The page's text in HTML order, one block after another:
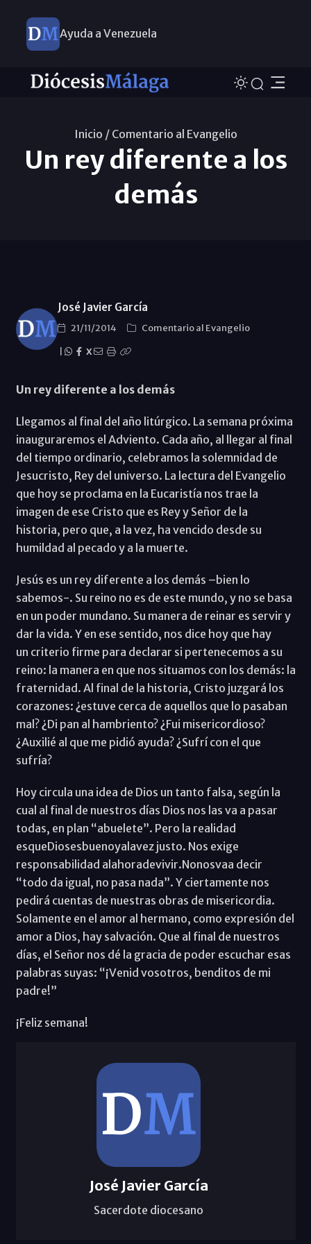
Ayuda a Venezuela
Inicio / Comentario al Evangelio
Un rey diferente a los
demás
José Javier García
21/11/2014
Comentario al Evangelio
X
Un rey diferente a los demás
Llegamos al final del año litúrgico. La semana próxima
inauguraremos el Adviento. Cada año, al llegar al final
del tiempo ordinario, celebramos la solemnidad de
Jesucristo, Rey del universo. La lectura del Evangelio
que hoy se proclama en la Eucaristía nos trae la
imagen de ese Cristo que es Rey y Señor de la
historia, pero que, a la vez, ha vencido desde su
humildad al pecado y a la muerte.
Jesús es un rey diferente a los demás –bien lo
sabemos-. Su reino no es de este mundo, y no se basa
en un poder mundano. Su manera de reinar es servir y
dar la vida. Y en ese sentido, nos dice hoy que hay
un criterio firme para declarar si pertenecemos a su
reino: la manera en que nos situamos con los demás: la
fraternidad. Al final de la historia, Cristo juzgará los
corazones: ¿estuve cerca de aquellos que lo pasaban
mal? ¿Di pan al hambriento? ¿Fui misericordioso?
¿Auxilié al que me pidió ayuda? ¿Sufrí con el que
sufría?
Hoy circula una idea de Dios un tanto falsa, según la
cual al final de nuestros días Dios nos las va a pasar
todas, en plan “abuelete”. Pero la realidad
esqueDiosesbuenoyalavez justo. Nos exige
responsabilidad alahoradevivir.Nonosvaa decir
“todo da igual, no pasa nada”. Y ciertamente nos
pedirá cuentas de nuestras obras de misericordia.
Solamente en el amor al hermano, como expresión del
amor a Dios, hay salvación. Que al final de nuestros
días, el Señor nos dé la gracia de poder escuchar esas
palabras suyas: “¡Venid vosotros, benditos de mi
padre!”
¡Feliz semana!
José Javier García
Sacerdote diocesano